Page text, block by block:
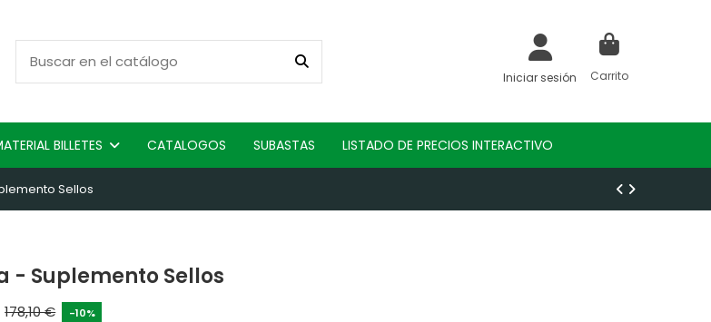
Iniciar sesión Carrito
BILLETES CATALOGOS SUBASTAS LISTADO DE PRECIOS INTERACTIVO
Sellos
- Suplemento Sellos
178,10 € -10%